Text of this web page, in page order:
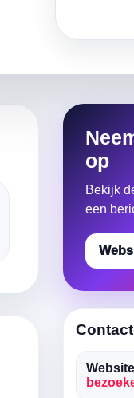
op
Bekijk
een